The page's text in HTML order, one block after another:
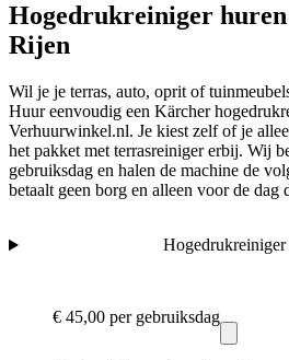
Hogedrukreiniger
Rijen
Wil je je terras, auto, oprit of
Huur eenvoudig een Kärcher
Verhuurwinkel.nl. Je kiest zelf of je
het pakket met terrasreiniger erbij. Wij
gebruiksdag en halen de machine de
betaalt geen borg en alleen voor de dag
€ 45,00 per gebruiksdag